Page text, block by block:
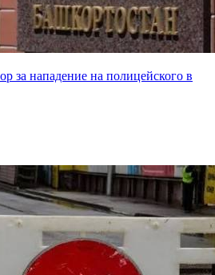
за нападение на полицейского в